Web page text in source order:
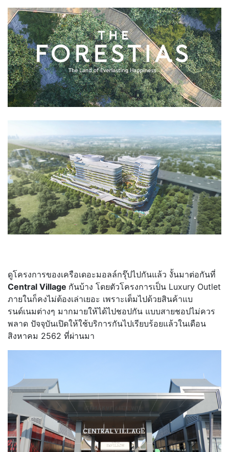
ดูโครงการของเครือเดอะมอลล์กรุ๊ปไปกันแล้ว งั้นมาต่อกันที่
Central Village กันบ้าง โดยตัวโครงการเป็น Luxury Outlet
ภายในก็คงไม่ต้องเล่าเยอะ เพราะเต็มไปด้วยสินค้าแบ
รนด์เนมต่างๆ มากมายให้ได้ไปชอปกัน แบบสายชอปไม่ควร
พลาด ปัจจุบันเปิดให้ใช้บริการกันไปเรียบร้อยแล้วในเดือน
สิงหาคม 2562 ที่ผ่านมา